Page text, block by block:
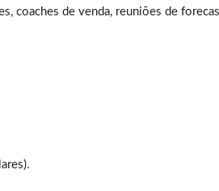
coaches de venda, reuniões de